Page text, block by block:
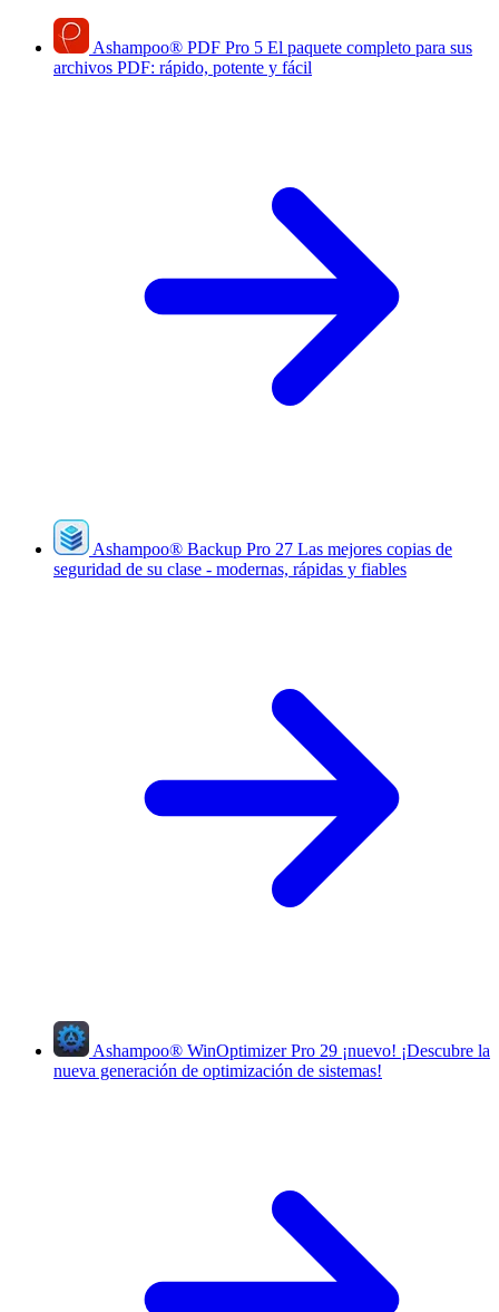
Ashampoo® PDF Pro 5 El paquete completo para sus
archivos PDF: rápido, potente y fácil
Ashampoo® Backup Pro 27 Las mejores copias de
seguridad de su clase - modernas, rápidas y fiables
Ashampoo® WinOptimizer Pro 29 ¡nuevo! ¡Descubre la
nueva generación de optimización de sistemas!